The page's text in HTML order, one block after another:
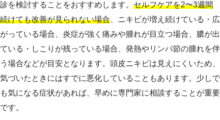
診を検討することをおすすめします。 セルフケアを2〜3週間
続けても改善が見られない場合 、ニキビが増え続けている・広
がっている場合、炎症が強く痛みや腫れが目立つ場合、膿が出
ている・しこりが残っている場合、発熱やリンパ節の腫れを伴
う場合などが目安となります。頭皮ニキビは見えにくいため、
気づいたときにはすでに悪化していることもあります。少しで
も気になる症状があれば、早めに専門家に相談することが重要
です。